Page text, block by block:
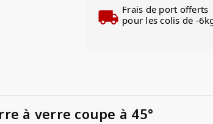
Frais de port offerts
pour les colis de -
à verre coupe à 45°